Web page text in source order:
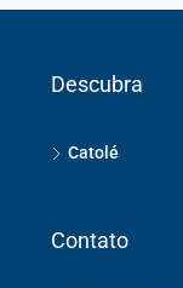
Descubra
Catolé
Contato